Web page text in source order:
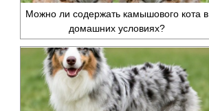
Можно ли содержать камышового кота в
домашних условиях?